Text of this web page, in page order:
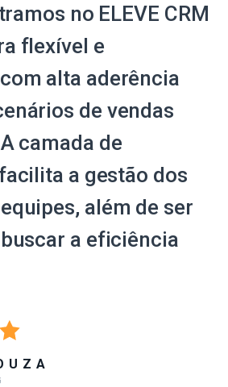
no ELEVE CRM
flexível e
alta aderência
de vendas
camada de
a gestão dos
além de ser
a eficiência